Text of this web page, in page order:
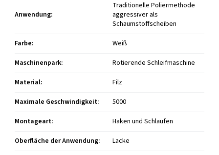
Anwendung:
Traditionelle Poliermethode
aggressiver als
Schaumstoffscheiben
Farbe:
Weiß
Maschinenpark:
Rotierende Schleifmaschine
Material:
Filz
Maximale Geschwindigkeit:
5000
Montageart:
Haken und Schlaufen
Oberfläche der Anwendung: Lacke